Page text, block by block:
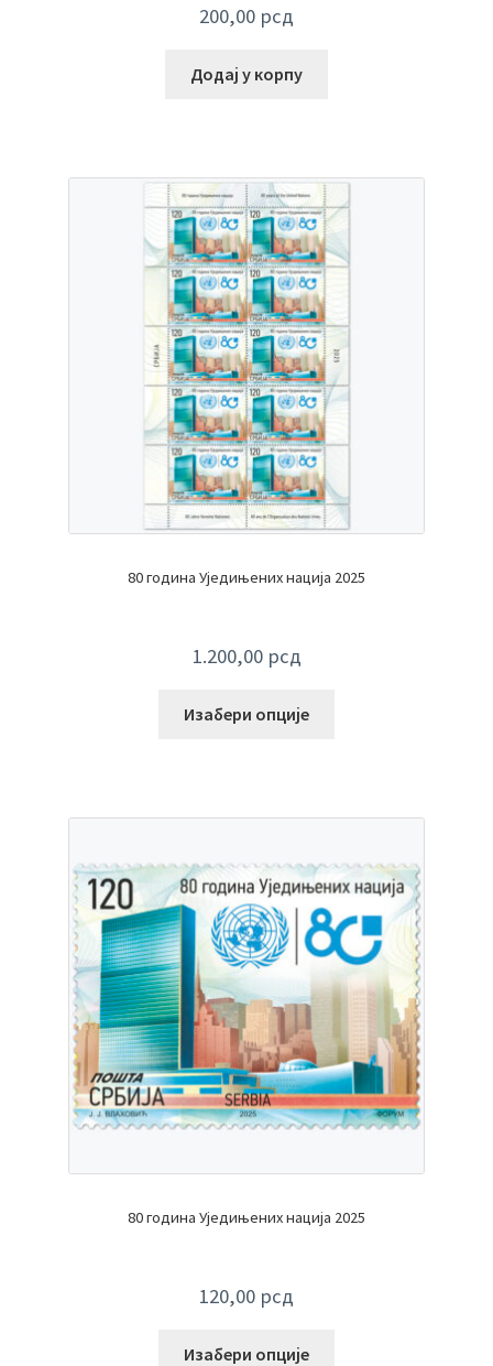
200,00 рсд
Додај у корпу
80 година Уједињених нација 2025
1.200,00 рсд
Изабери опције
80 година Уједињених нација 2025
120,00 рсд
Изабери опције